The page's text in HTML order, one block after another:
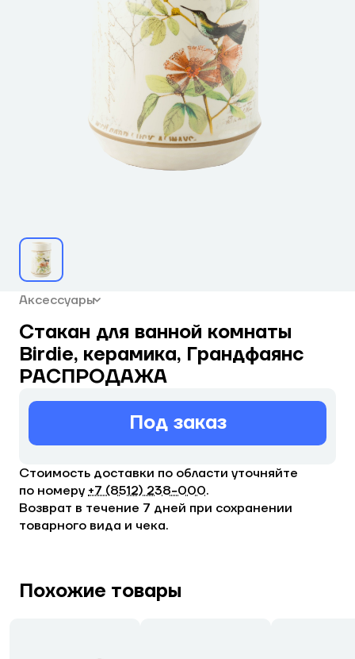
Аксессуары
Стакан для ванной комнаты
Birdie, керамика, Грандфаянс
РАСПРОДАЖА
Под заказ
Стоимость доставки по области уточняйте
по номеру +7 (8512) 238−000.
Возврат в течение 7 дней при сохранении
товарного вида и чека.
Похожие товары